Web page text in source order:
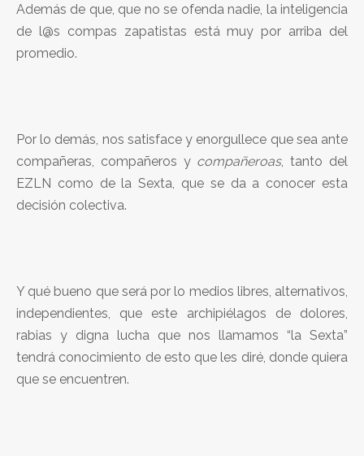
Además de que, que no se ofenda nadie, la inteligencia
de l@s compas zapatistas está muy por arriba del
promedio.
Por lo demás, nos satisface y enorgullece que sea ante
compañeras, compañeros y compañeroas, tanto del
EZLN como de la Sexta, que se da a conocer esta
decisión colectiva.
Y qué bueno que será por lo medios libres, alternativos,
independientes, que este archipiélagos de dolores,
rabias y digna lucha que nos llamamos “la Sexta”
tendrá conocimiento de esto que les diré, donde quiera
que se encuentren.